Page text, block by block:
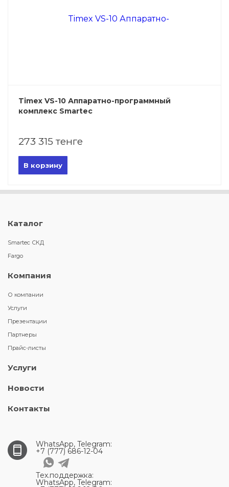
Timex VS-10 Аппаратно-программный
комплекс Smartec
273 315 тенге
В корзину
Каталог
Smartec СКД
Fargo
Компания
О компании
Услуги
Презентации
Партнеры
Прайс-листы
Услуги
Новости
Контакты
WhatsApp, Telegram:
+7 (777) 686-12-04
Тех.поддержка:
WhatsApp, Telegram: